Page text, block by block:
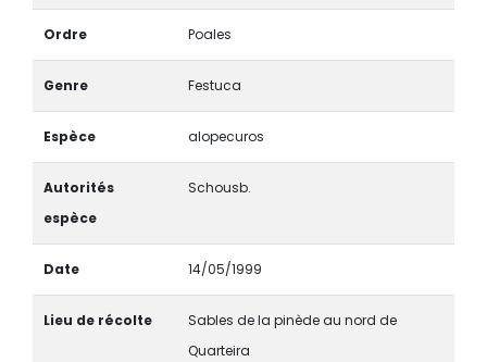
Ordre Poales
Genre Festuca
Espèce alopecuros
Autorités
espèce
Schousb.
Date 14/05/1999
Lieu de récolte
Sables de la pinède au nord de
Quarteira